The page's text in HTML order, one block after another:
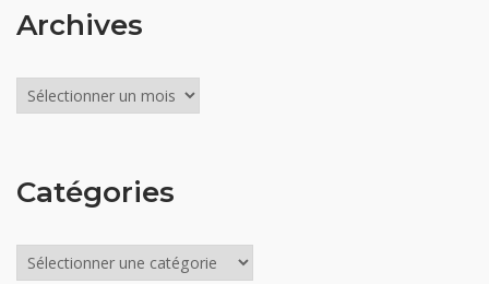
Archives
Archives
Catégories
Catégories